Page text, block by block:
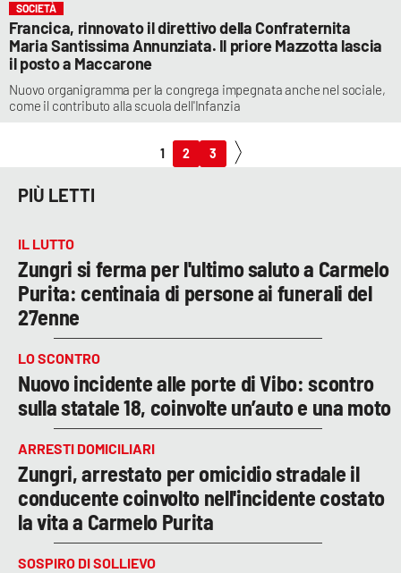
SOCIETÀ
Francica, rinnovato il direttivo della Confraternita
Maria Santissima Annunziata. Il priore Mazzotta lascia
il posto a Maccarone
Nuovo organigramma per la congrega impegnata anche nel sociale,
come il contributo alla scuola dell'Infanzia
1 2 3
PIÙ LETTI
IL LUTTO
Zungri si ferma per l'ultimo saluto a Carmelo
Purita: centinaia di persone ai funerali del
27enne
LO SCONTRO
Nuovo incidente alle porte di Vibo: scontro
sulla statale 18, coinvolte un’auto e una moto
ARRESTI DOMICILIARI
Zungri, arrestato per omicidio stradale il
conducente coinvolto nell'incidente costato
la vita a Carmelo Purita
SOSPIRO DI SOLLIEVO